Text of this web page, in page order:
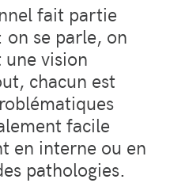
fait partie
on se parle, on
vision
chacun est
facile
en interne ou en
pathologies.